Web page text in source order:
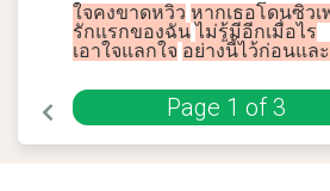
ใจคงขาดหวิว หากเธอโดนซิวเ
รักแรกของฉัน ไม่รู้มีอีกเมื่อไร
เอาใจแลกใจ อย่างนี้ไว้ก่อนและ
Page 1 of3